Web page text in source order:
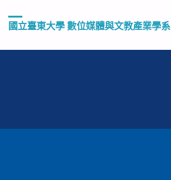
國立臺東大學 數位媒體與文教產業學系